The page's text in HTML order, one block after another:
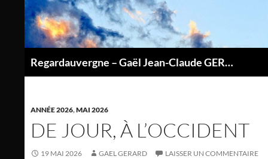
contenu
Regardauvergne – Gaël Jean-Claude GERARD
ANNÉE 2026,MAI 2026
DE JOUR, À L’OCCIDENT
19 MAI 2026 GAEL GERARD LAISSER UN COMMENTAIRE